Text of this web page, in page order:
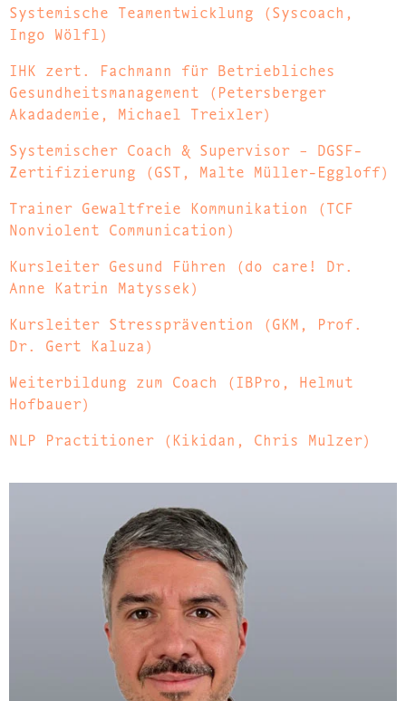
Systemische Teamentwicklung (Syscoach,
Ingo Wölfl)
IHK zert. Fachmann für Betriebliches
Gesundheitsmanagement (Petersberger
Akadademie, Michael Treixler)
Systemischer Coach & Supervisor – DGSF-
Zertifizierung (GST, Malte Müller-Eggloff)
Trainer Gewaltfreie Kommunikation (TCF
Nonviolent Communication)
Kursleiter Gesund Führen (do care! Dr.
Anne Katrin Matyssek)
Kursleiter Stressprävention (GKM, Prof.
Dr. Gert Kaluza)
Weiterbildung zum Coach (IBPro, Helmut
Hofbauer)
NLP Practitioner (Kikidan, Chris Mulzer)